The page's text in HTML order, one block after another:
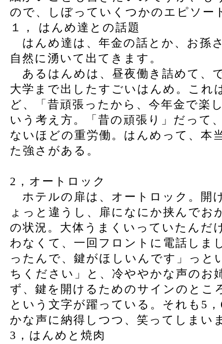
ので、しぼっていくつかのエピソー
１， はんめ達との話題
はんめ達は、年金の話とか、お孫
自然に湧いて出てきます。
あるはんめは、昼夜働き詰めて、
大学まで出したすごいはんめ。これ
ど、「昔頑張ったから、今年金で楽
いう考え方。「昔の頑張り」だって
ないほどの重労働。はんめって、本
た強さがある。
2，オートロック
ホテルの扉は、オートロック。開
ょっと違うし、扉になにか挟んでお
の状況。大体うまくいっていたんだ
わなくて、一回フロントに電話しま
ったんで、鍵がほしいんです」っと
ちください」と、冷ややかな声のお
ず、鍵を開けるためのサインのとこ
という文字が躍っている。それも5
かな声に納得しつつ、笑ってしまい
3，はんめと焼肉